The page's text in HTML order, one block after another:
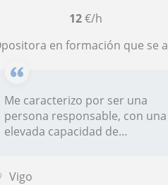
12€/h
Opositora en formación que se adapta a todos los niveles y características.
Me caracterizo por ser una
persona responsable, con una
elevada capacidad de
Vigo